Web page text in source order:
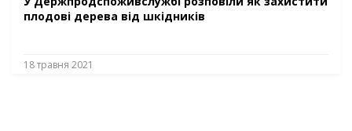
плодові дерева від шкідників
18 травня 2021